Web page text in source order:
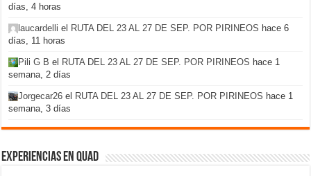
días, 4 horas
laucardelli el RUTA DEL 23 AL 27 DE SEP. POR PIRINEOS hace 6
días, 11 horas
Pili G B el RUTA DEL 23 AL 27 DE SEP. POR PIRINEOS hace 1
semana, 2 días
Jorgecar26 el RUTA DEL 23 AL 27 DE SEP. POR PIRINEOS hace 1
semana, 3 días
Experiencias en Quad